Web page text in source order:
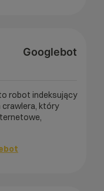
Googlebot
robot indeksujący
crawlera, który